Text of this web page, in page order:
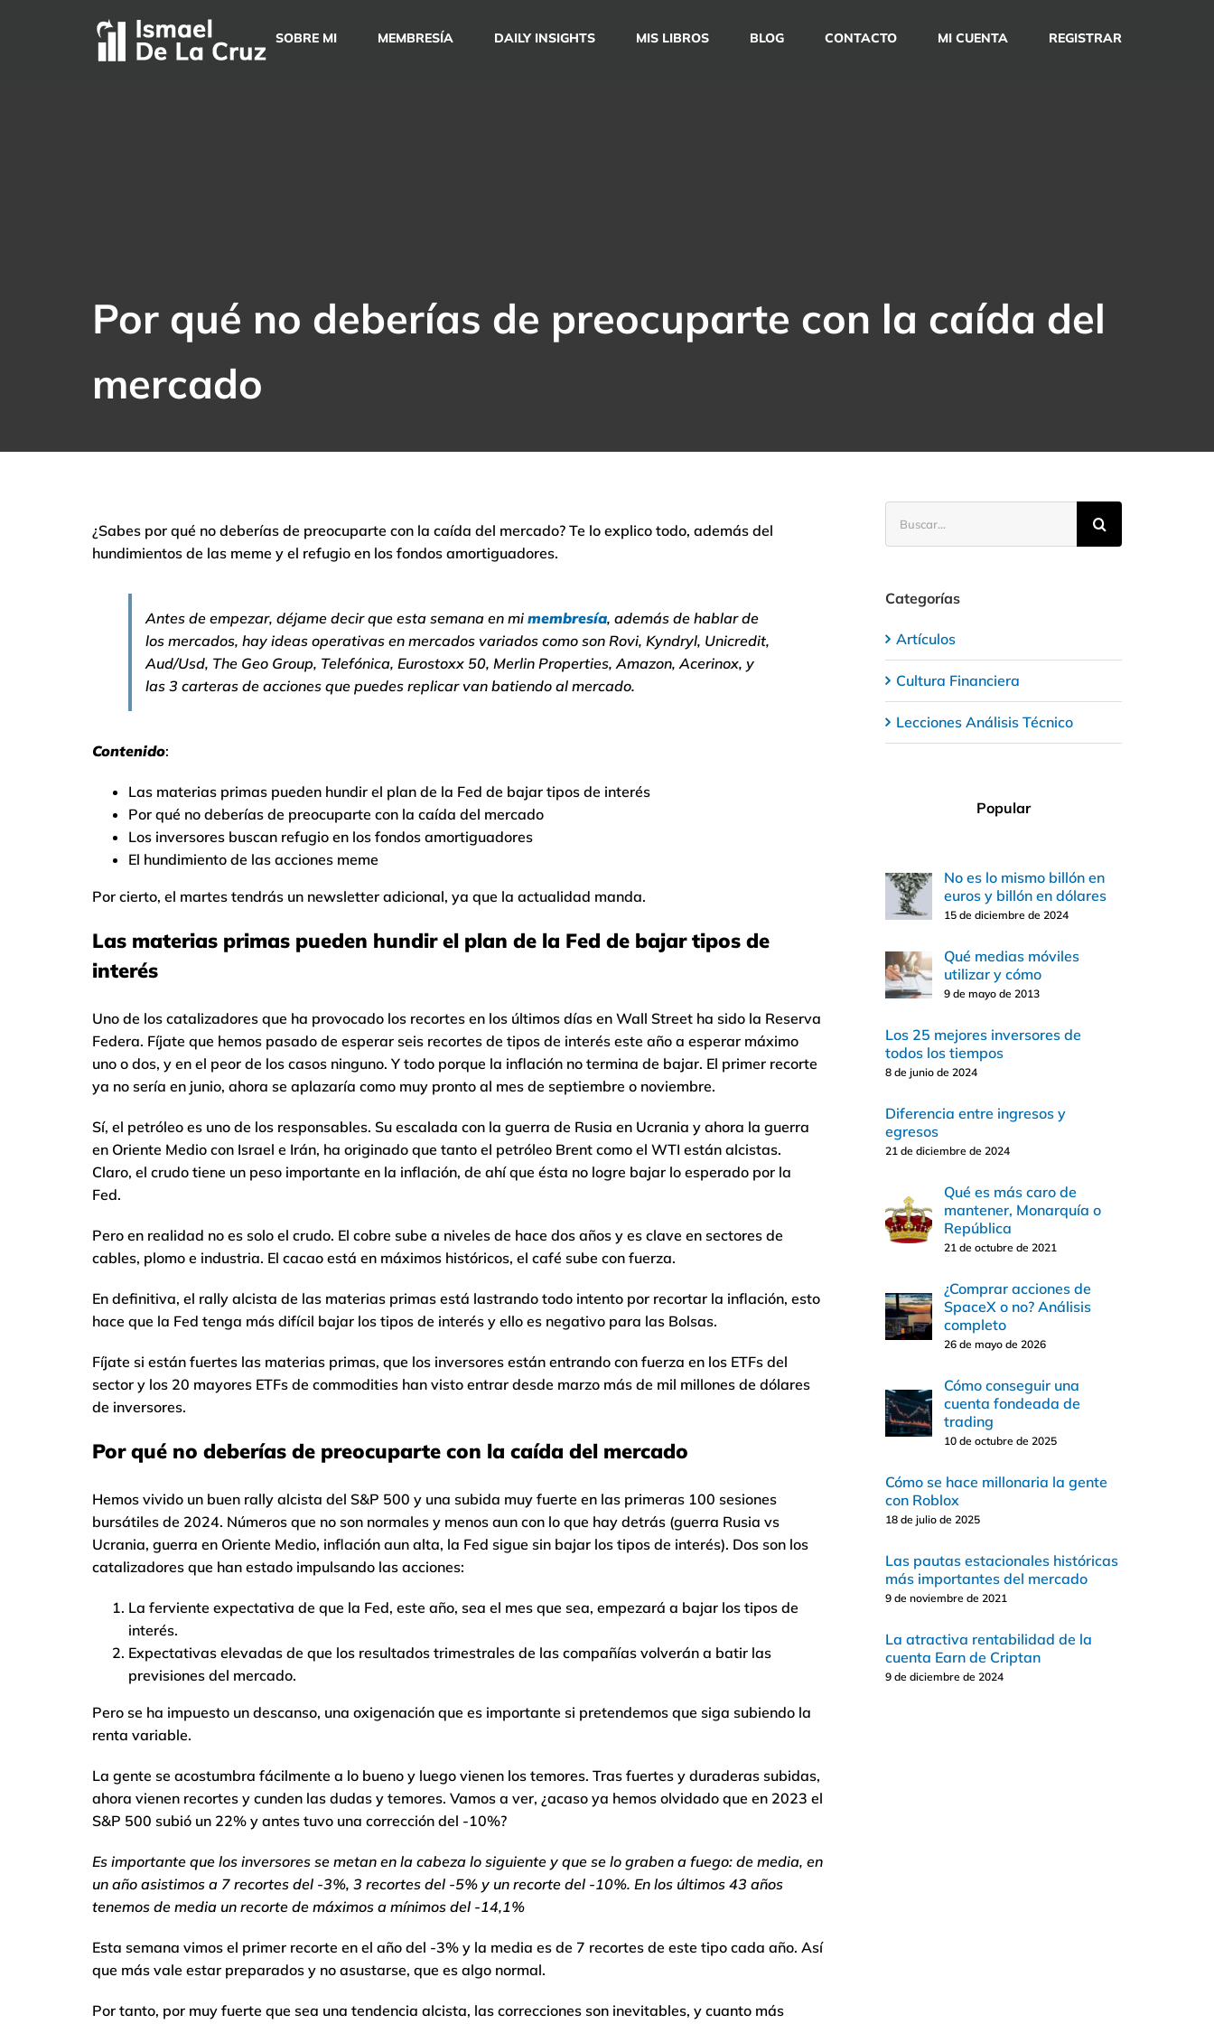
SOBRE MI MEMBRESÍA DAILY INSIGHTS MIS LIBROS BLOG CONTACTO MI CUENTA REGISTRAR
Por qué no deberías de preocuparte con la caída del
mercado
¿Sabes por qué no deberías de preocuparte con la caída del mercado? Te lo explico todo, además del
hundimientos de las meme y el refugio en los fondos amortiguadores.
Antes de empezar, déjame decir que esta semana en mi membresía, además de hablar de
los mercados, hay ideas operativas en mercados variados como son Rovi, Kyndryl, Unicredit,
Aud/Usd, The Geo Group, Telefónica, Eurostoxx 50, Merlin Properties, Amazon, Acerinox, y
las 3 carteras de acciones que puedes replicar van batiendo al mercado.
Contenido:
Las materias primas pueden hundir el plan de la Fed de bajar tipos de interés
Por qué no deberías de preocuparte con la caída del mercado
Los inversores buscan refugio en los fondos amortiguadores
El hundimiento de las acciones meme
Por cierto, el martes tendrás un newsletter adicional, ya que la actualidad manda.
Las materias primas pueden hundir el plan de la Fed de bajar tipos de
interés
Uno de los catalizadores que ha provocado los recortes en los últimos días en Wall Street ha sido la Reserva
Federa. Fíjate que hemos pasado de esperar seis recortes de tipos de interés este año a esperar máximo
uno o dos, y en el peor de los casos ninguno. Y todo porque la inflación no termina de bajar. El primer recorte
ya no sería en junio, ahora se aplazaría como muy pronto al mes de septiembre o noviembre.
Sí, el petróleo es uno de los responsables. Su escalada con la guerra de Rusia en Ucrania y ahora la guerra
en Oriente Medio con Israel e Irán, ha originado que tanto el petróleo Brent como el WTI están alcistas.
Claro, el crudo tiene un peso importante en la inflación, de ahí que ésta no logre bajar lo esperado por la
Fed.
Pero en realidad no es solo el crudo. El cobre sube a niveles de hace dos años y es clave en sectores de
cables, plomo e industria. El cacao está en máximos históricos, el café sube con fuerza.
En definitiva, el rally alcista de las materias primas está lastrando todo intento por recortar la inflación, esto
hace que la Fed tenga más difícil bajar los tipos de interés y ello es negativo para las Bolsas.
Fíjate si están fuertes las materias primas, que los inversores están entrando con fuerza en los ETFs del
sector y los 20 mayores ETFs de commodities han visto entrar desde marzo más de mil millones de dólares
de inversores.
Por qué no deberías de preocuparte con la caída del mercado
Hemos vivido un buen rally alcista del S&P 500 y una subida muy fuerte en las primeras 100 sesiones
bursátiles de 2024. Números que no son normales y menos aun con lo que hay detrás (guerra Rusia vs
Ucrania, guerra en Oriente Medio, inflación aun alta, la Fed sigue sin bajar los tipos de interés). Dos son los
catalizadores que han estado impulsando las acciones:
La ferviente expectativa de que la Fed, este año, sea el mes que sea, empezará a bajar los tipos de
interés.
Expectativas elevadas de que los resultados trimestrales de las compañías volverán a batir las
previsiones del mercado.
Pero se ha impuesto un descanso, una oxigenación que es importante si pretendemos que siga subiendo la
renta variable.
La gente se acostumbra fácilmente a lo bueno y luego vienen los temores. Tras fuertes y duraderas subidas,
ahora vienen recortes y cunden las dudas y temores. Vamos a ver, ¿acaso ya hemos olvidado que en 2023 el
S&P 500 subió un 22% y antes tuvo una corrección del -10%?
Es importante que los inversores se metan en la cabeza lo siguiente y que se lo graben a fuego: de media, en
un año asistimos a 7 recortes del -3%, 3 recortes del -5% y un recorte del -10%. En los últimos 43 años
tenemos de media un recorte de máximos a mínimos del -14,1%
Esta semana vimos el primer recorte en el año del -3% y la media es de 7 recortes de este tipo cada año. Así
que más vale estar preparados y no asustarse, que es algo normal.
Por tanto, por muy fuerte que sea una tendencia alcista, las correcciones son inevitables, y cuanto más
Categorías
Artículos
Cultura Financiera
Lecciones Análisis Técnico
Popular
No es lo mismo billón en
euros y billón en dólares
15 de diciembre de 2024
Qué medias móviles
utilizar y cómo
9 de mayo de 2013
Los 25 mejores inversores de
todos los tiempos
8 de junio de 2024
Diferencia entre ingresos y
egresos
21 de diciembre de 2024
Qué es más caro de
mantener, Monarquía o
República
21 de octubre de 2021
¿Comprar acciones de
SpaceX o no? Análisis
completo
26 de mayo de 2026
Cómo conseguir una
cuenta fondeada de
trading
10 de octubre de 2025
Cómo se hace millonaria la gente
con Roblox
18 de julio de 2025
Las pautas estacionales históricas
más importantes del mercado
9 de noviembre de 2021
La atractiva rentabilidad de la
cuenta Earn de Criptan
9 de diciembre de 2024